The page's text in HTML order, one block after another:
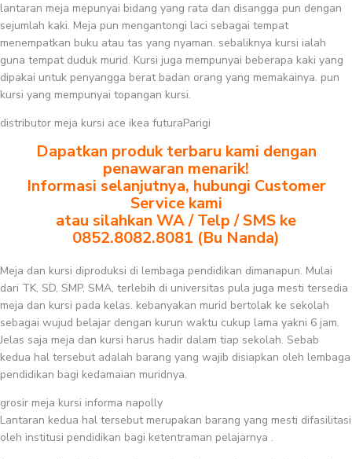
lantaran meja mepunyai bidang yang rata dan disangga pun dengan
sejumlah kaki. Meja pun mengantongi laci sebagai tempat
menempatkan buku atau tas yang nyaman. sebaliknya kursi ialah
guna tempat duduk murid. Kursi juga mempunyai beberapa kaki yang
dipakai untuk penyangga berat badan orang yang memakainya. pun
kursi yang mempunyai topangan kursi.
distributor meja kursi ace ikea futuraParigi
Dapatkan produk terbaru kami dengan
penawaran menarik!
Informasi selanjutnya, hubungi Customer
Service kami
atau silahkan WA / Telp / SMS ke
0852.8082.8081 (Bu Nanda)
Meja dan kursi diproduksi di lembaga pendidikan dimanapun. Mulai
dari TK, SD, SMP, SMA, terlebih di universitas pula juga mesti tersedia
meja dan kursi pada kelas. kebanyakan murid bertolak ke sekolah
sebagai wujud belajar dengan kurun waktu cukup lama yakni 6 jam.
Jelas saja meja dan kursi harus hadir dalam tiap sekolah. Sebab
kedua hal tersebut adalah barang yang wajib disiapkan oleh lembaga
pendidikan bagi kedamaian muridnya.
grosir meja kursi informa napolly
Lantaran kedua hal tersebut merupakan barang yang mesti difasilitasi
oleh institusi pendidikan bagi ketentraman pelajarnya .